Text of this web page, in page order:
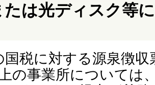
たは光ディスク等
税に対する源泉徴収
の事業所については